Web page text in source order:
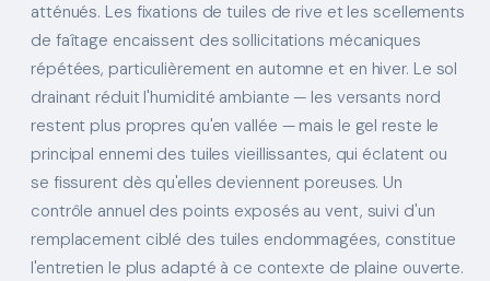
atténués. Les fixations de tuiles de rive et les scellements
de faîtage encaissent des sollicitations mécaniques
répétées, particulièrement en automne et en hiver. Le sol
drainant réduit l'humidité ambiante — les versants nord
restent plus propres qu'en vallée — mais le gel reste le
principal ennemi des tuiles vieillissantes, qui éclatent ou
se fissurent dès qu'elles deviennent poreuses. Un
contrôle annuel des points exposés au vent, suivi d'un
remplacement ciblé des tuiles endommagées, constitue
l'entretien le plus adapté à ce contexte de plaine ouverte.